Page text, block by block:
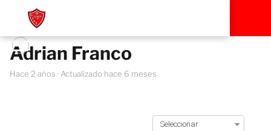
Adrian Franco
hace 2 años · Actualizado hace 6 meses
Seleccionar